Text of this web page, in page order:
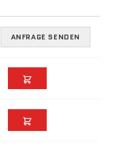
ANFRAGE SENDEN